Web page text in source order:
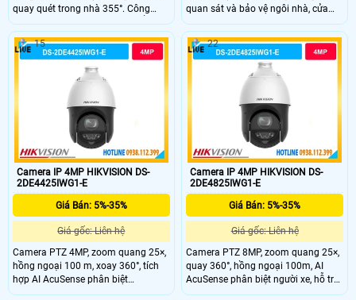
quay quét trong nhà 355°. Công
nghệ AI phát hiện người, chuyển
động và âm thanh bất thường, Auto
Tracking, đàm thoại hai chiều, hồng
ngoại tầm xa 10m, hỗ trợ thẻ nhớ
256GB, ONVIF và quản lý từ xa qua
ứng dụng DMSS.
quan sát và bảo vệ ngôi nhà, cửa
hàng hoặc văn phòng của mình
một cách hiệu quả với độ phân giải
cao chất lượng 3K. Ngoài ra,
camera còn được trang bị nhiều tính
năng thông minh như đàm thoại 2
chiều, phát hiện & theo dõi chuyển
động đảm bảo an ninh hiệu quả
Camera IP 4MP HIKVISION DS-
2DE4425IWG1-E
Giá Bán: 5%-35%
Giá gốc: Liên hệ
Camera PTZ 4MP, zoom quang 25×,
hồng ngoại 100 m, xoay 360°, tích
hợp AI AcuSense phân biệt
người/xe, đàm thoại hai chiều,
15
Camera IP 4MP HIKVISION DS-
2DE4825IWG1-E
Giá Bán: 5%-35%
Giá gốc: Liên hệ
Camera PTZ 8MP, zoom quang 25×,
quay 360°, hồng ngoại 100m, AI
AcuSense phân biệt người xe, hỗ trợ
đàm thoại hai chiều.
22